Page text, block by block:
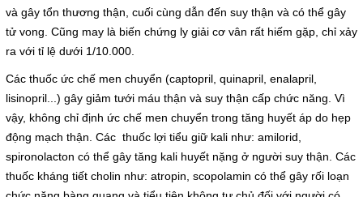
và gây tổn thương thận, cuối cùng dẫn đến suy thận và có thể gây
tử vong. Cũng may là biến chứng ly giải cơ vân rất hiếm gặp, chỉ xảy
ra với tỉ lệ dưới 1/10.000.
Các thuốc ức chế men chuyển (captopril, quinapril, enalapril,
lisinopril...) gây giảm tưới máu thận và suy thận cấp chức năng. Vì
vậy, không chỉ định ức chế men chuyển trong tăng huyết áp do hẹp
động mạch thận. Các thuốc lợi tiểu giữ kali như: amilorid,
spironolacton có thể gây tăng kali huyết nặng ở người suy thận. Các
thuốc kháng tiết cholin như: atropin, scopolamin có thể gây rối loạn